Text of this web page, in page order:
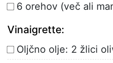
6 orehov (več ali
Vinaigrette:
Oljčno olje: 2 žlici